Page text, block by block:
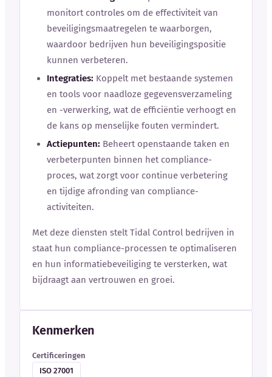
monitort controles om de effectiviteit van
beveiligingsmaatregelen te waarborgen,
waardoor bedrijven hun beveiligingspositie
kunnen verbeteren.
Integraties: Koppelt met bestaande systemen
en tools voor naadloze gegevensverzameling
en -verwerking, wat de efficiëntie verhoogt en
de kans op menselijke fouten vermindert.
Actiepunten: Beheert openstaande taken en
verbeterpunten binnen het compliance-
proces, wat zorgt voor continue verbetering
en tijdige afronding van compliance-
activiteiten.
Met deze diensten stelt Tidal Control bedrijven in
staat hun compliance-processen te optimaliseren
en hun informatiebeveiliging te versterken, wat
bijdraagt aan vertrouwen en groei.
Kenmerken
Certificeringen
ISO 27001